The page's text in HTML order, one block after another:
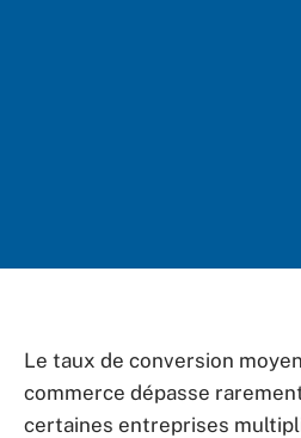
Le taux de conversion
commerce dépasse
certaines entreprises